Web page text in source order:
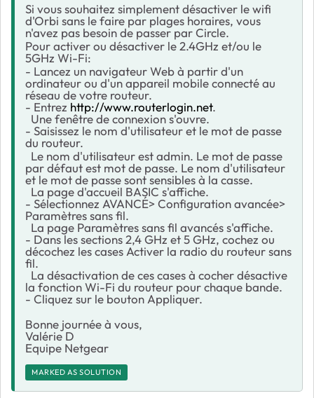
Si vous souhaitez simplement désactiver le wifi
d'Orbi sans le faire par plages horaires, vous
n'avez pas besoin de passer par Circle.
Pour activer ou désactiver le 2.4GHz et/ou le
5GHz Wi-Fi:
- Lancez un navigateur Web à partir d'un
ordinateur ou d'un appareil mobile connecté au
réseau de votre routeur.
- Entrez http://www.routerlogin.net.
Une fenêtre de connexion s'ouvre.
- Saisissez le nom d'utilisateur et le mot de passe
du routeur.
Le nom d'utilisateur est admin. Le mot de passe
par défaut est mot de passe. Le nom d'utilisateur
et le mot de passe sont sensibles à la casse.
La page d'accueil BASIC s'affiche.
- Sélectionnez AVANCÉ> Configuration avancée>
Paramètres sans fil.
La page Paramètres sans fil avancés s'affiche.
- Dans les sections 2,4 GHz et 5 GHz, cochez ou
décochez les cases Activer la radio du routeur sans
fil.
La désactivation de ces cases à cocher désactive
la fonction Wi-Fi du routeur pour chaque bande.
- Cliquez sur le bouton Appliquer.
Bonne journée à vous,
Valérie D
Equipe Netgear
MARKED AS SOLUTION